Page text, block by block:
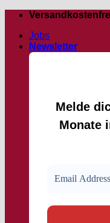
Skip
contentJobs
Newsletter
Melde
Monate